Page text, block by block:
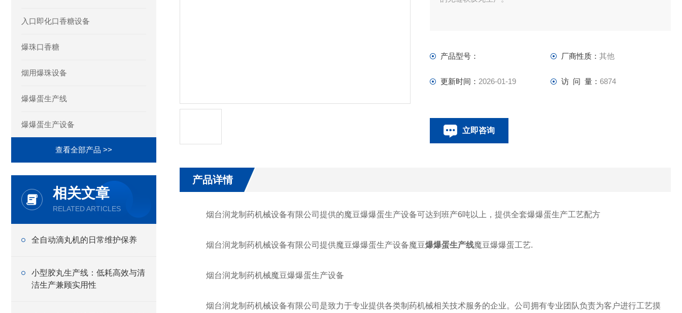
入口即化口香糖设备
爆珠口香糖
烟用爆珠设备
爆爆蛋生产线
爆爆蛋生产设备
查看全部产品 >>
相关文章
RELATED ARTICLES
全自动滴丸机的日常维护保养
小型胶丸生产线：低耗高效与清
洁生产兼顾实用性
产品型号： 厂商性质： 其他
更新时间： 2026-01-19 访 问 量： 6874
立即咨询
产品详情
烟台润龙制药机械设备有限公司提供的魔豆爆爆蛋生产设备可达到班产6吨以上，提供全套爆爆蛋生产工艺配方
烟台润龙制药机械设备有限公司提供魔豆爆爆蛋生产设备魔豆爆爆蛋生产线魔豆爆爆蛋工艺.
烟台润龙制药机械魔豆爆爆蛋生产设备
烟台润龙制药机械设备有限公司是致力于专业提供各类制药机械相关技术服务的企业。公司拥有专业团队负责为客户进行工艺摸